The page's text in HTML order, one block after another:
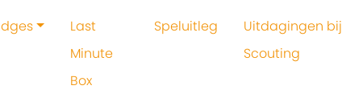
Last
Minute
Box
Speluitleg
Uitdagingen bij
Scouting
Stereotypenspel met Ken en Barbie